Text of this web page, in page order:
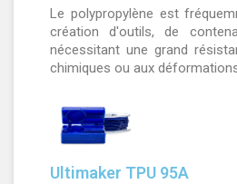
Le polypropylène est
création d'outils, de
nécessitant une grand
chimiques ou aux
Ultimaker TPU 95A